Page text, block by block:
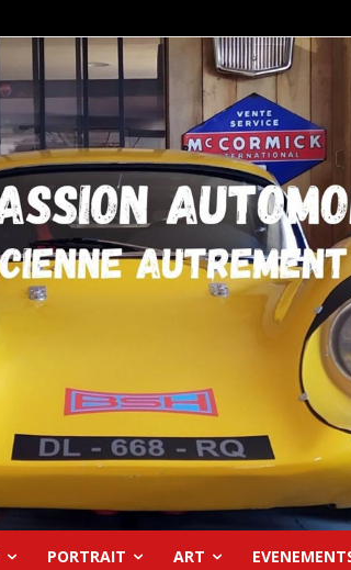
PORTRAIT ART